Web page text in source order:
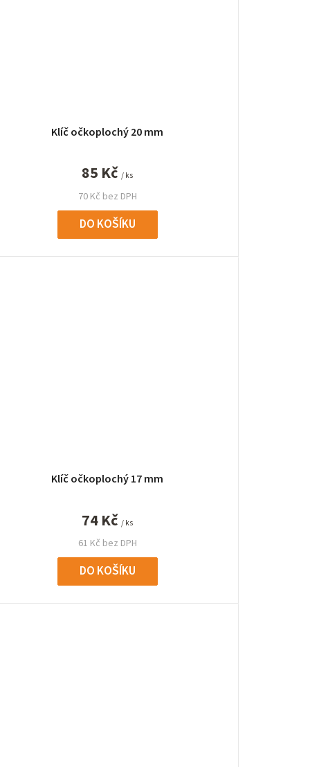
Klíč očkoplochý 20 mm
70 Kč bez DPH
85 Kč/ ks
DO KOŠÍKU
Klíč očkoplochý 17 mm
61 Kč bez DPH
74 Kč/ ks
DO KOŠÍKU